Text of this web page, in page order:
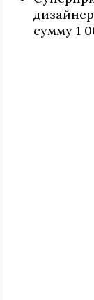
сумму 1